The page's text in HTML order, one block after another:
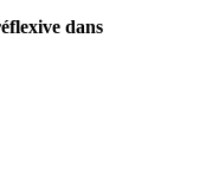
dans